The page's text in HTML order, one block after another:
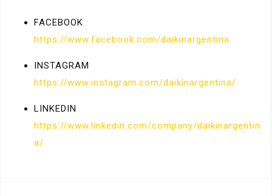
FACEBOOK
https://www.facebook.com/daikinargentina
INSTAGRAM
https://www.instagram.com/daikinargentina/
LINKEDIN
https://www.linkedin.com/company/daikinargentin
a/